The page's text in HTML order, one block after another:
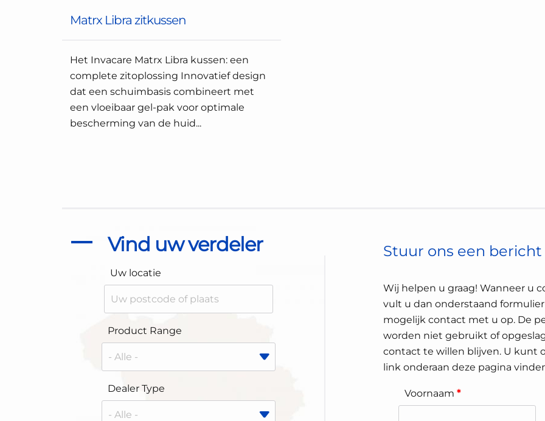
Matrx Libra zitkussen
Het Invacare Matrx Libra kussen: een
complete zitoplossing Innovatief design
dat een schuimbasis combineert met
een vloeibaar gel-pak voor optimale
bescherming van de huid...
Vind uw verdeler
Uw locatie
Product Range
Dealer Type
Stuur ons een bericht
Wij helpen u graag! Wanneer u
vult u dan onderstaand
mogelijk contact met u op. De
worden niet gebruikt of
contact te willen blijven. U kunt
link onderaan deze pagina
Voornaam *